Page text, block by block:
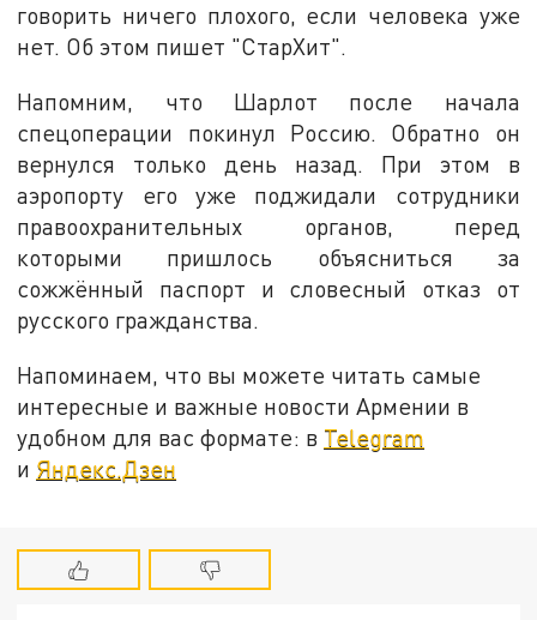
говорить ничего плохого, если человека уже
нет. Об этом пишет "СтарХит".
Напомним, что Шарлот после начала
спецоперации покинул Россию. Обратно он
вернулся только день назад. При этом в
аэропорту его уже поджидали сотрудники
правоохранительных органов, перед
которыми пришлось объясниться за
сожжённый паспорт и словесный отказ от
русского гражданства.
Напоминаем, что вы можете читать самые
интересные и важные новости Армении в
удобном для вас формате: в Telegram
и Яндекс.Дзен